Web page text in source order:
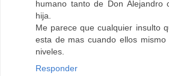
humano tanto de Don Alejandro
hija.
Me parece que cualquier insulto
esta de mas cuando ellos
niveles.
Responder